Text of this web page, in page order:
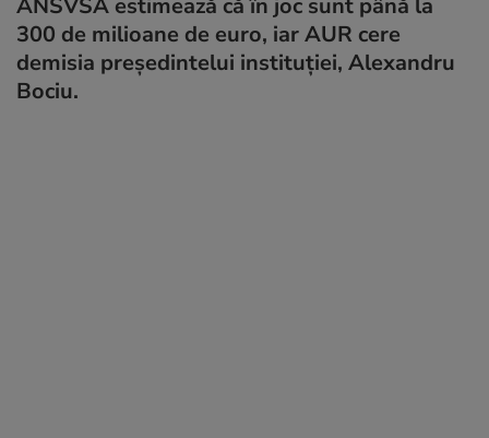
300 de milioane de euro, iar AUR cere
demisia președintelui instituției, Alexandru
Bociu.